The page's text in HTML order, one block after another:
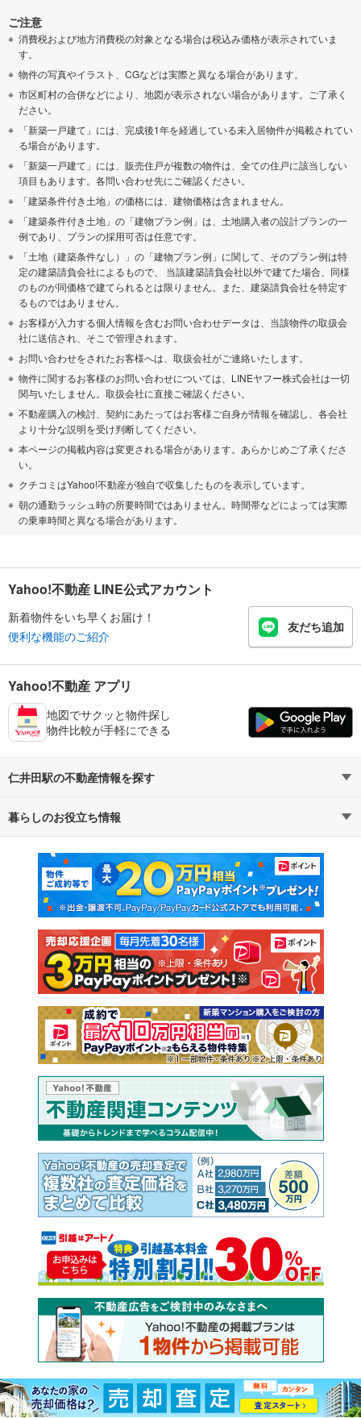
ご注意
消費税および地方消費税の対象となる場合は税込み価格が表示されていま
す。
物件の写真やイラスト、CGなどは実際と異なる場合があります。
市区町村の合併などにより、地図が表示されない場合があります。ご了承く
ださい。
「新築一戸建て」には、完成後1年を経過している未入居物件が掲載されてい
る場合があります。
「新築一戸建て」には、販売住戸が複数の物件は、全ての住戸に該当しない
項目もあります。各問い合わせ先にご確認ください。
「建築条件付き土地」の価格には、建物価格は含まれません。
「建築条件付き土地」の「建物プラン例」は、土地購入者の設計プランの一
例であり、プランの採用可否は任意です。
「土地（建築条件なし）」の「建物プラン例」に関して、そのプラン例は特
定の建築請負会社によるもので、 当該建築請負会社以外で建てた場合、同様
のものが同価格で建てられるとは限りません。また、建築請負会社を特定す
るものではありません。
お客様が入力する個人情報を含むお問い合わせデータは、当該物件の取扱会
社に送信され、そこで管理されます。
お問い合わせをされたお客様へは、取扱会社がご連絡いたします。
物件に関するお客様のお問い合わせについては、LINEヤフー株式会社は一切
関与いたしません。取扱会社に直接ご確認ください。
不動産購入の検討、契約にあたってはお客様ご自身が情報を確認し、各会社
より十分な説明を受け判断してください。
本ページの掲載内容は変更される場合があります。あらかじめご了承くださ
い。
クチコミはYahoo!不動産が独自で収集したものを表示しています。
朝の通勤ラッシュ時の所要時間ではありません。時間帯などによっては実際
の乗車時間と異なる場合があります。
Yahoo!不動産 LINE公式アカウント
新着物件をいち早くお届け！
便利な機能のご紹介
友だち追加
Yahoo!不動産 アプリ
地図でサクッと物件探し
物件比較が手軽にできる
仁井田駅の不動産情報を探す
不動産・住宅
新築マンション 中古マンション
新築一戸建て 中古一戸建て
注文住宅 土地
売却査定
暮らしのお役立ち情報
マンションカタログ 教えて！住まいの先生